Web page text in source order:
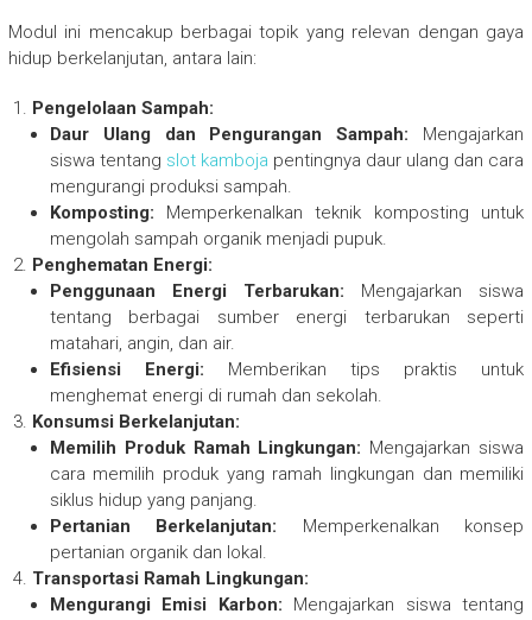
Modul ini mencakup berbagai topik yang relevan dengan gaya
hidup berkelanjutan, antara lain:
Pengelolaan Sampah:
Daur Ulang dan Pengurangan Sampah: Mengajarkan
siswa tentang slot kamboja pentingnya daur ulang dan cara
mengurangi produksi sampah.
Komposting: Memperkenalkan teknik komposting untuk
mengolah sampah organik menjadi pupuk.
Penghematan Energi:
Penggunaan Energi Terbarukan: Mengajarkan siswa
tentang berbagai sumber energi terbarukan seperti
matahari, angin, dan air.
Efisiensi Energi: Memberikan tips praktis untuk
menghemat energi di rumah dan sekolah.
Konsumsi Berkelanjutan:
Memilih Produk Ramah Lingkungan: Mengajarkan siswa
cara memilih produk yang ramah lingkungan dan memiliki
siklus hidup yang panjang.
Pertanian Berkelanjutan: Memperkenalkan konsep
pertanian organik dan lokal.
Transportasi Ramah Lingkungan:
Mengurangi Emisi Karbon: Mengajarkan siswa tentang